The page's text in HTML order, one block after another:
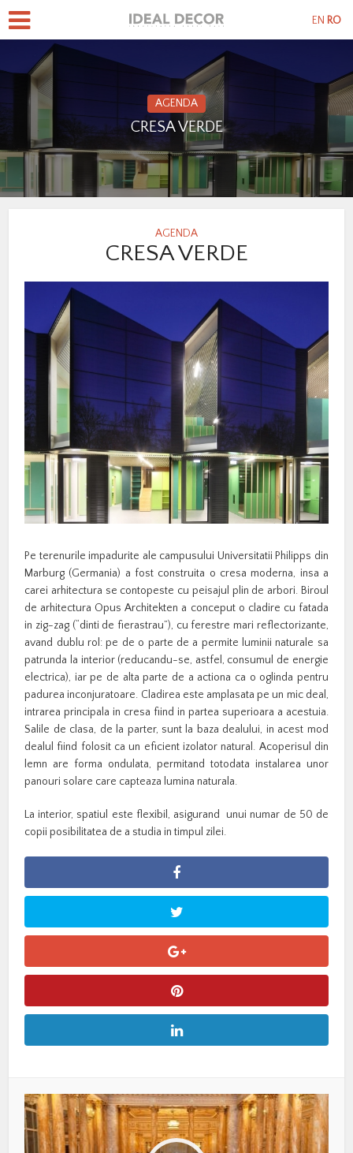
AGENDA
CRESA VERDE
AGENDA
CRESA VERDE
Pe terenurile impadurite ale campusului Universitatii Philipps din
Marburg (Germania) a fost construita o cresa moderna, insa a
carei arhitectura se contopeste cu peisajul plin de arbori. Biroul
de arhitectura Opus Architekten a conceput o cladire cu fatada
in zig-zag (“dinti de fierastrau”), cu ferestre mari reflectorizante,
avand dublu rol: pe de o parte de a permite luminii naturale sa
patrunda la interior (reducandu-se, astfel, consumul de energie
electrica), iar pe de alta parte de a actiona ca o oglinda pentru
padurea inconjuratoare. Cladirea este amplasata pe un mic deal,
intrarea principala in cresa fiind in partea superioara a acestuia.
Salile de clasa, de la parter, sunt la baza dealului, in acest mod
dealul fiind folosit ca un eficient izolator natural. Acoperisul din
lemn are forma ondulata, permitand totodata instalarea unor
panouri solare care capteaza lumina naturala.
La interior, spatiul este flexibil, asigurand unui numar de 50 de
copii posibilitatea de a studia in timpul zilei.
EN RO